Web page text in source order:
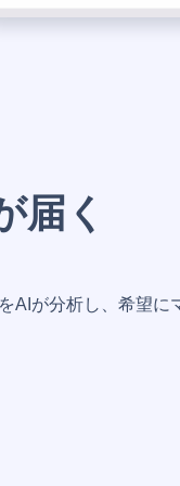
届く
AIが分析し、希望に